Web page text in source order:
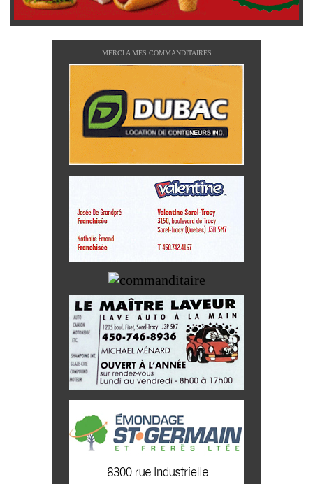
MERCI A MES COMMANDITAIRES